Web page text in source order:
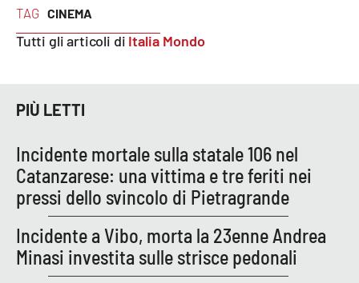
Food
Storie
LAC
NETWORK
Lacplay.it
Lactv.it
Laconair.it
Lacitymag.it
TAG CINEMA
Tutti gli articoli di Italia Mondo
PIÙ LETTI
Incidente mortale sulla statale 106 nel
Catanzarese: una vittima e tre feriti nei
pressi dello svincolo di Pietragrande
Incidente a Vibo, morta la 23enne Andrea
Minasi investita sulle strisce pedonali